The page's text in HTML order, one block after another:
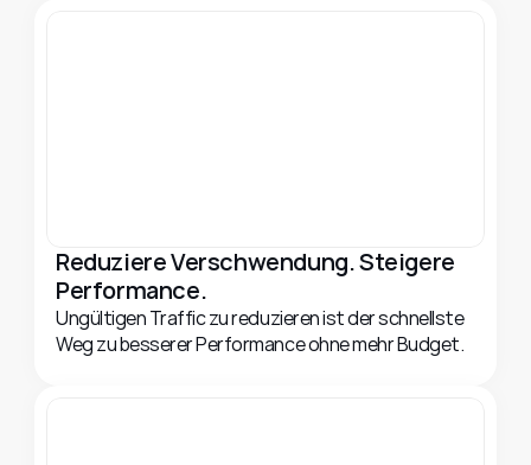
Reduziere Verschwendung. Steigere
Performance.
Ungültigen Traffic zu reduzieren ist der schnellste
Weg zu besserer Performance ohne mehr Budget.